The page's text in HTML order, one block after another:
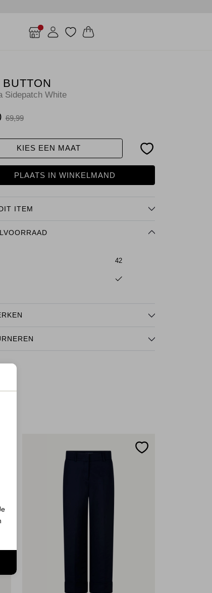
Sidepatch White
69,99
KIES EEN MAAT
PLAATS IN WINKELMAND
ITEM
42